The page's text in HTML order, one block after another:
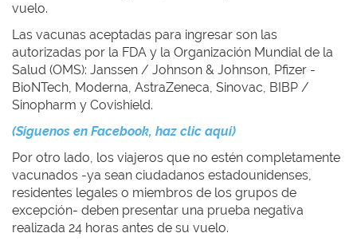
vuelo.
Las vacunas aceptadas para ingresar son las
autorizadas por la FDA y la Organización Mundial de la
Salud (OMS): Janssen / Johnson & Johnson, Pfizer -
BioNTech, Moderna, AstraZeneca, Sinovac, BIBP /
Sinopharm y Covishield.
(Síguenos en Facebook, haz clic aquí)
Por otro lado, los viajeros que no estén completamente
vacunados -ya sean ciudadanos estadounidenses,
residentes legales o miembros de los grupos de
excepción- deben presentar una prueba negativa
realizada 24 horas antes de su vuelo.